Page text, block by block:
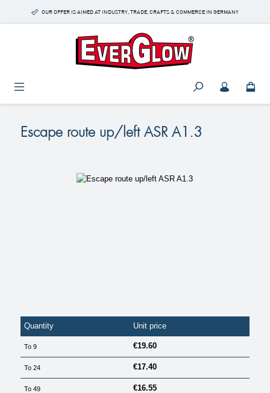
Skip to main contentOUR OFFER IS AIMED AT INDUSTRY, TRADE, CRAFTS & COMMERCE IN GERMANY
Escape route up/left ASR A1.3
Skip image gallery
Quantity Unit price
To9 €19.60
To24 €17.40
To49 €16.55